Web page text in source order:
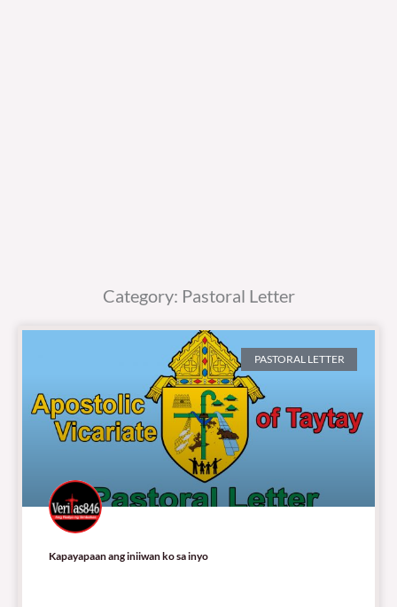
Category: Pastoral Letter
PASTORAL LETTER
Kapayapaan ang iniiwan ko sa inyo